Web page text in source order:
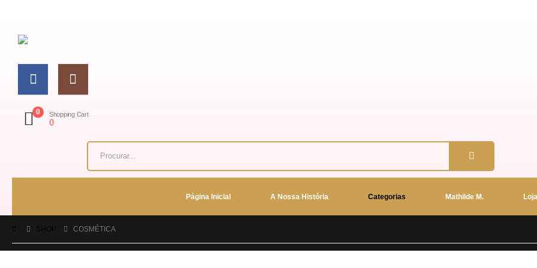
0 Shopping Cart
0
Página Inicial A Nossa História Categorias Mathilde M. Loja
COSMÉTICA